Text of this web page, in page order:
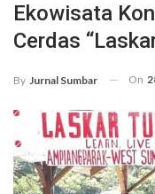
Ekowisata
Cerdas
By Jurnal Sumbar On